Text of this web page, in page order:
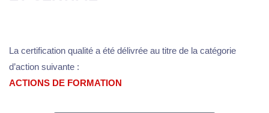
La certification qualité a été délivrée au titre de la catégorie
d’action suivante :
ACTIONS DE FORMATION